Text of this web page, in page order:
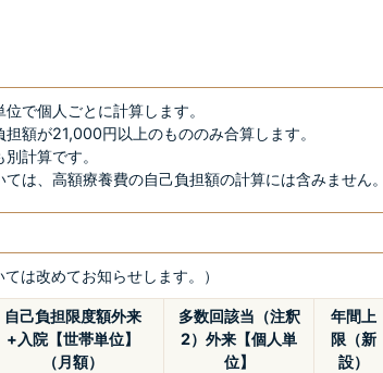
で個人ごとに計算します。
額が21,000円以上のもののみ合算します。
計算です。
は、高額療養費の自己負担額の計算には含みません。
は改めてお知らせします。）
自己負担限度額外来
+入院【世帯単位】
（月額）
多数回該当（注釈
2）外来【個人単
位】
年間上
限（新
設）